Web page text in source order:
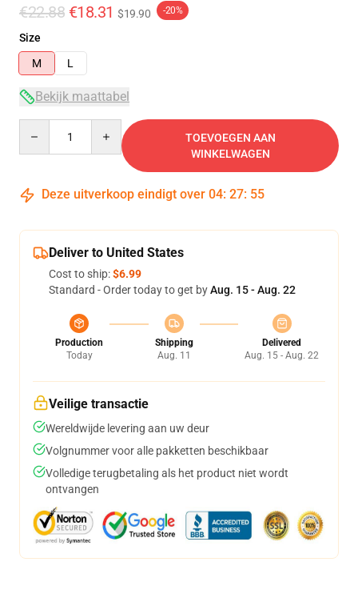
€22.88 €18.31 $19.90 -20%
Size
M
L
Bekijk maattabel
TOEVOEGEN AAN
WINKELWAGEN
Deze uitverkoop eindigt over 04: 27: 54
Deliver to United States
Cost to ship:$6.99
Standard - Order today to get byAug. 15 - Aug. 22
Production
Today
Shipping
Aug. 11
Delivered
Aug. 15 - Aug. 22
Veilige transactie
Wereldwijde levering aan uw deur
Volgnummer voor alle pakketten beschikbaar
Volledige terugbetaling als het product niet wordt
ontvangen